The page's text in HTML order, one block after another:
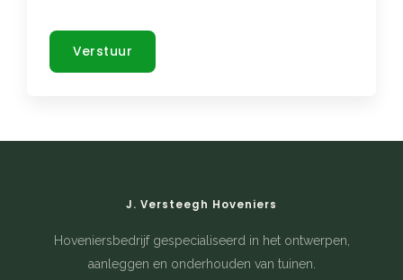
Verstuur
J. Versteegh Hoveniers
Hoveniersbedrijf gespecialiseerd in het ontwerpen,
aanleggen en onderhouden van tuinen.